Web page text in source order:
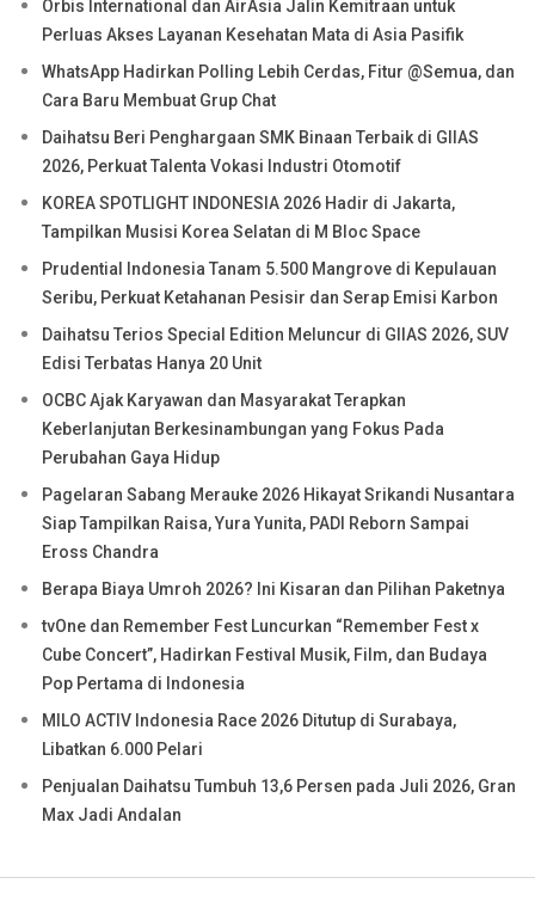
Orbis International dan AirAsia Jalin Kemitraan untuk
Perluas Akses Layanan Kesehatan Mata di Asia Pasifik
WhatsApp Hadirkan Polling Lebih Cerdas, Fitur @Semua, dan
Cara Baru Membuat Grup Chat
Daihatsu Beri Penghargaan SMK Binaan Terbaik di GIIAS
2026, Perkuat Talenta Vokasi Industri Otomotif
KOREA SPOTLIGHT INDONESIA 2026 Hadir di Jakarta,
Tampilkan Musisi Korea Selatan di M Bloc Space
Prudential Indonesia Tanam 5.500 Mangrove di Kepulauan
Seribu, Perkuat Ketahanan Pesisir dan Serap Emisi Karbon
Daihatsu Terios Special Edition Meluncur di GIIAS 2026, SUV
Edisi Terbatas Hanya 20 Unit
OCBC Ajak Karyawan dan Masyarakat Terapkan
Keberlanjutan Berkesinambungan yang Fokus Pada
Perubahan Gaya Hidup
Pagelaran Sabang Merauke 2026 Hikayat Srikandi Nusantara
Siap Tampilkan Raisa, Yura Yunita, PADI Reborn Sampai
Eross Chandra
Berapa Biaya Umroh 2026? Ini Kisaran dan Pilihan Paketnya
tvOne dan Remember Fest Luncurkan “Remember Fest x
Cube Concert”, Hadirkan Festival Musik, Film, dan Budaya
Pop Pertama di Indonesia
MILO ACTIV Indonesia Race 2026 Ditutup di Surabaya,
Libatkan 6.000 Pelari
Penjualan Daihatsu Tumbuh 13,6 Persen pada Juli 2026, Gran
Max Jadi Andalan